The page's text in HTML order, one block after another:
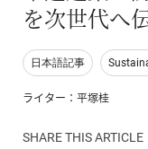
を次世代へ
日本語記事
ライター：平塚桂
SHARE THIS ARTICLE